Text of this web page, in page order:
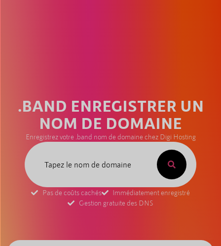
.BAND ENREGISTRER UN
NOM DE DOMAINE
Enregistrez votre .band nom de domaine chez Digi Hosting
Pas de coûts cachés
Immédiatement enregistré
Gestion gratuite des DNS